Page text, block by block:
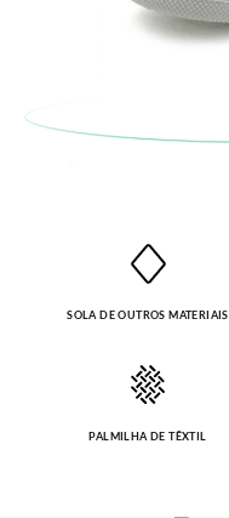
SOLA DE OUTROS MATERIAIS
PALMILHA DE TÊXTIL